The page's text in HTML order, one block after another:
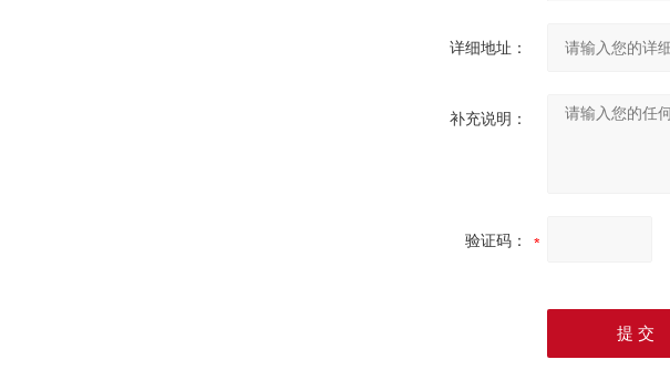
详细地址：
补充说明：
验证码：